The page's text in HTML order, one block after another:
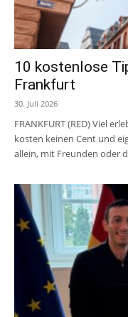
10 kostenlose
Frankfurt
30. Juli 2026
FRANKFURT (RED) Viel
kosten keinen Cent und
allein, mit Freunden oder